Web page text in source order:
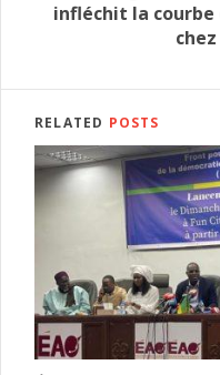
infléchit la courbe
RELATED POSTS